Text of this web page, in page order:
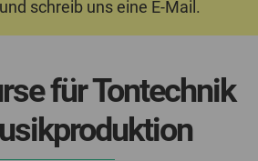
schreib uns eine E-Mail.
für Tontechnik